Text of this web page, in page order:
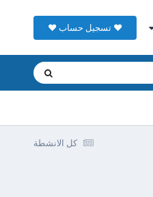
♥ تسجيل حساب ♥
كل الانشطة